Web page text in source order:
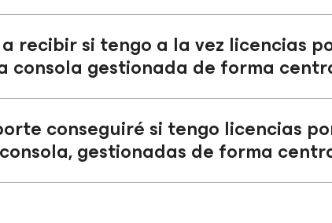
recibir si tengo a la vez licencias
consola gestionada de forma
conseguiré si tengo licencias
gestionadas de forma